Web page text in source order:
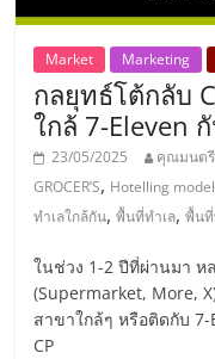
Market Marketing
กลยุทธ์โต้กลับ
ใกล้ 7-Eleven
23/05/2025 คุณมนตรี
GROCER’S, Hotelling model
ทำเลใกล้กัน,พื้นที่ทำเล,พื้นที่
ในช่วง 1-2 ปีที่ผ่านมา ห
(Supermarket, More,
สาขาใกล้ๆ หรือติดกับ
CP